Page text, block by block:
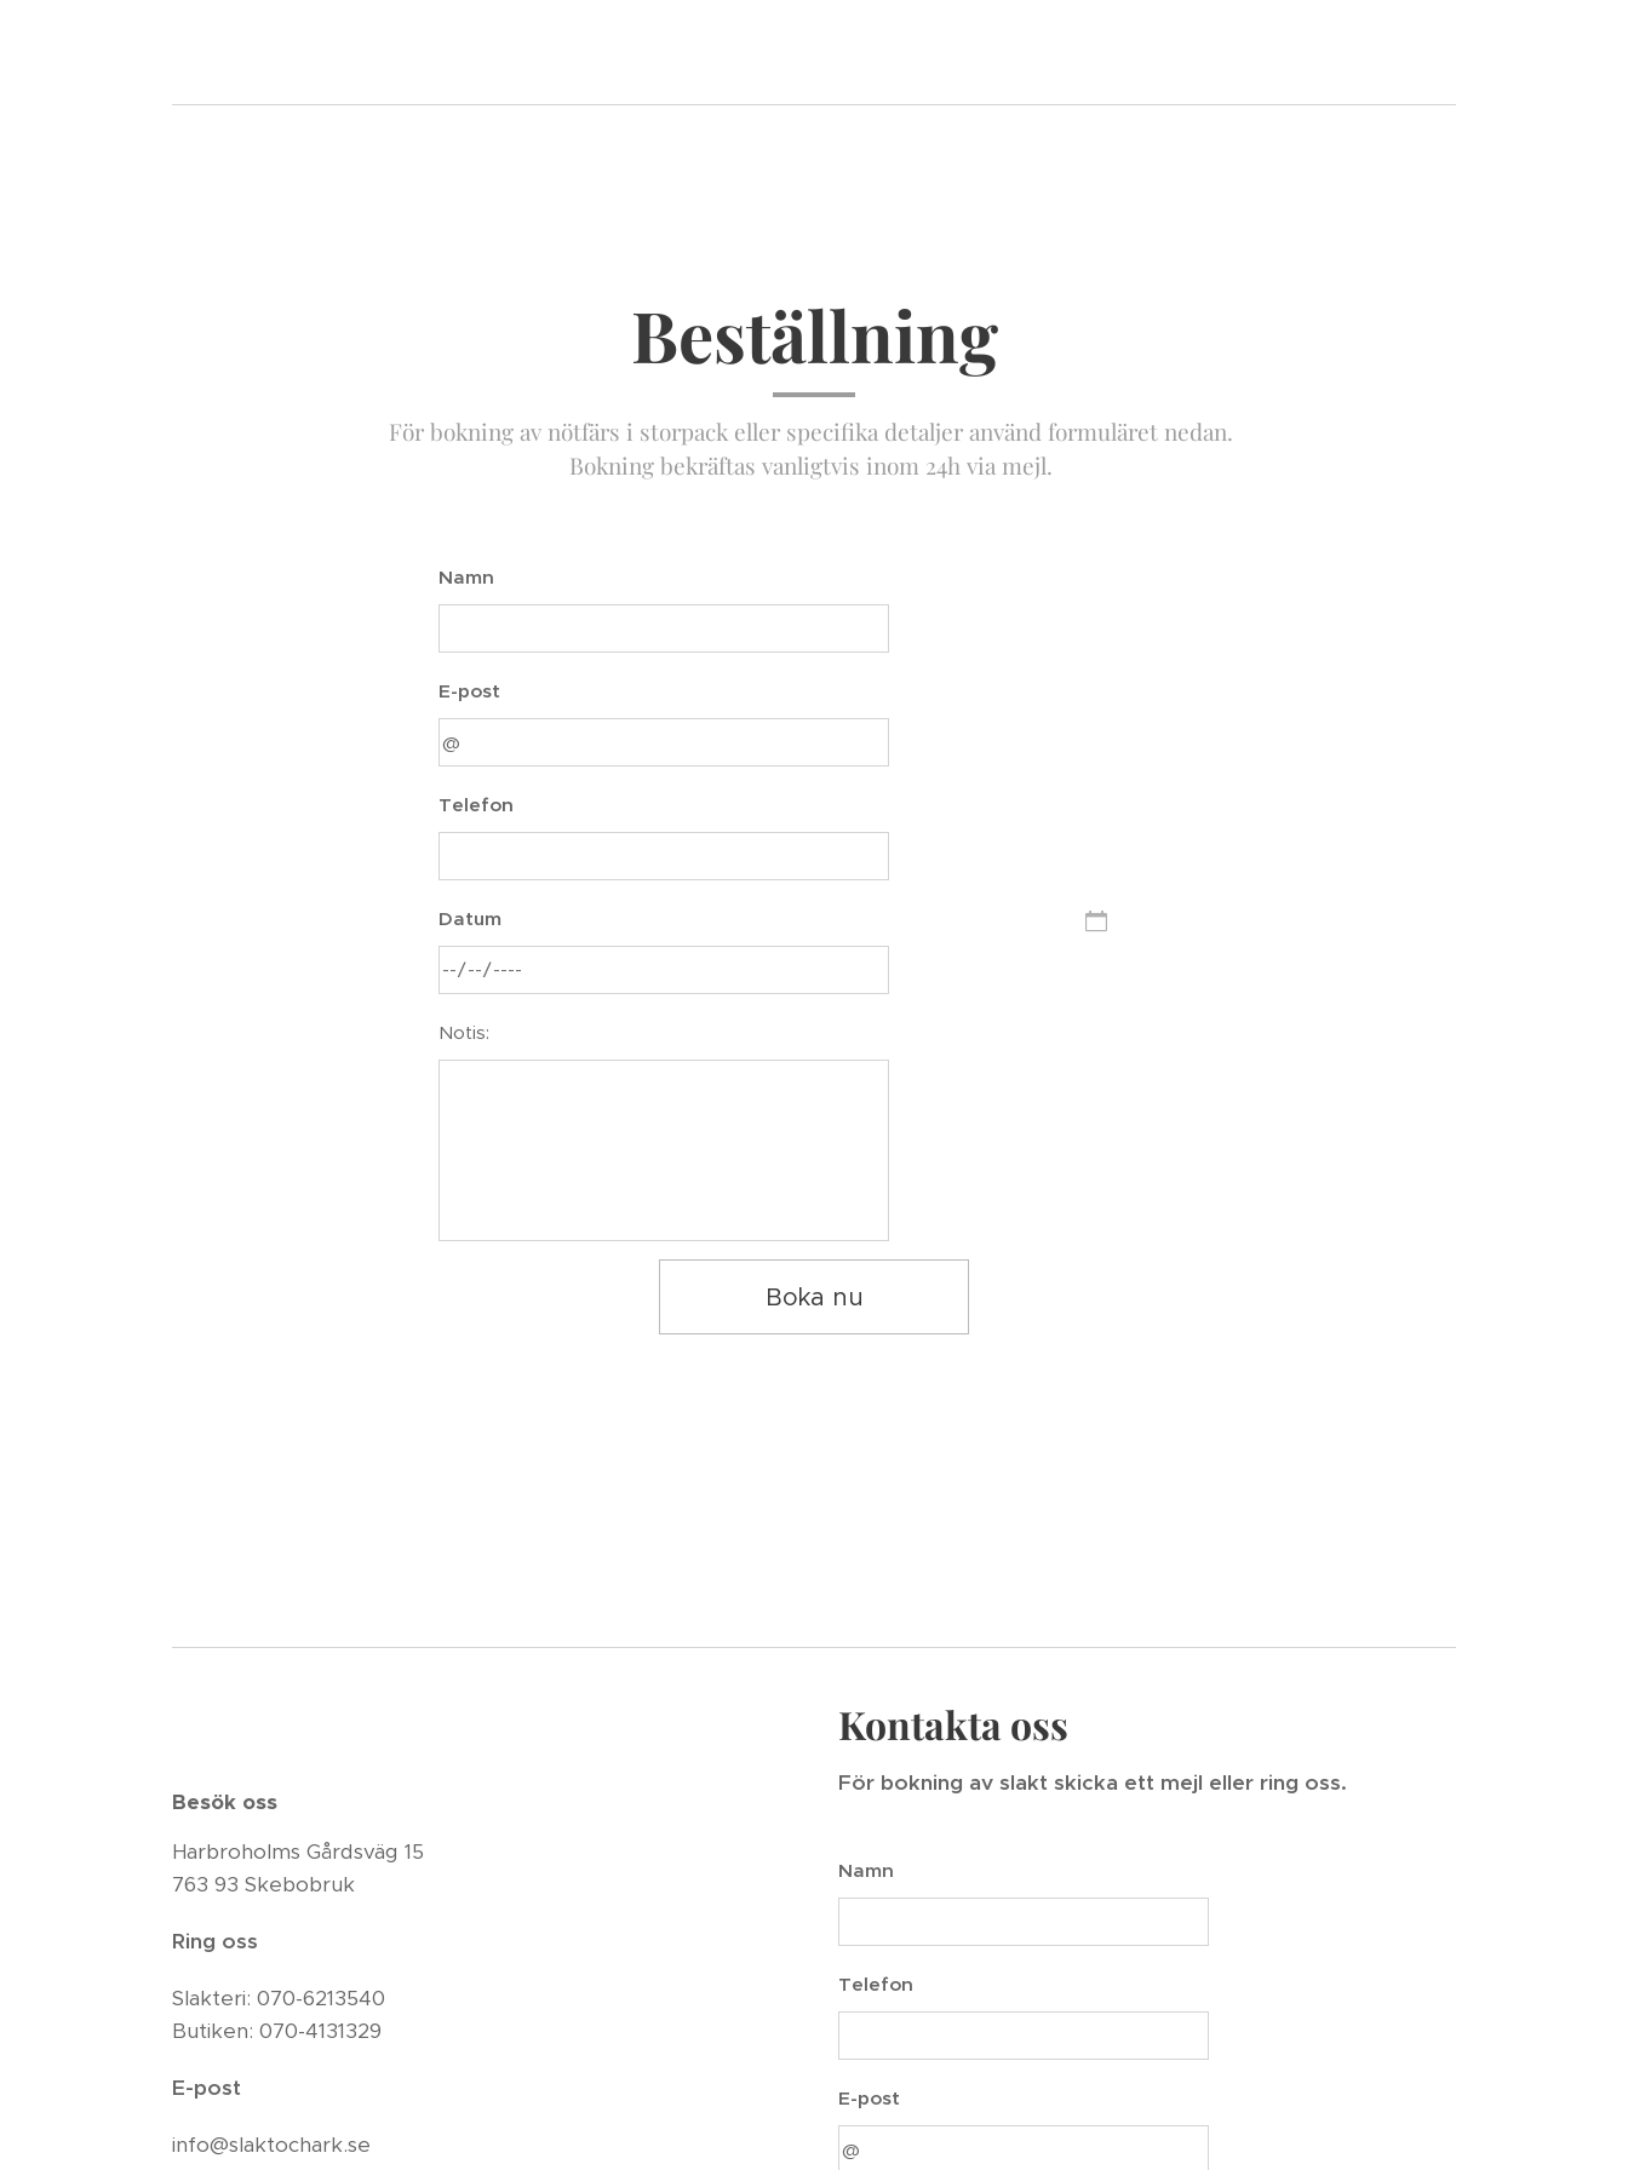
Beställning
För bokning av nötfärs i storpack eller specifika detaljer använd formuläret nedan.
Bokning bekräftas vanligtvis inom 24h via mejl.
Namn
E-post
Telefon
Datum
Notis:
Boka nu
Besök oss
Harbroholms Gårdsväg 15
763 93 Skebobruk
Ring oss
Slakteri: 070-6213540
Butiken: 070-4131329
E-post
info@slaktochark.se
Kontakta oss
För bokning av slakt skicka ett mejl eller ring oss.
Namn
Telefon
E-post